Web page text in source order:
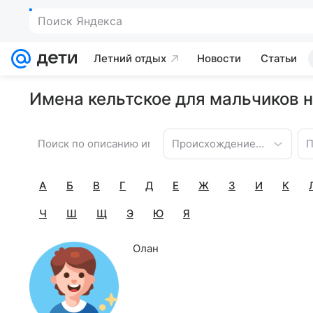
Поиск Яндекса
Летний отдых Новости Статьи
Имена кельтское для мальчиков
Происхождение имени
А Б В Г Д Е Ж З И К
Ч Ш Щ Э Ю Я
Олан